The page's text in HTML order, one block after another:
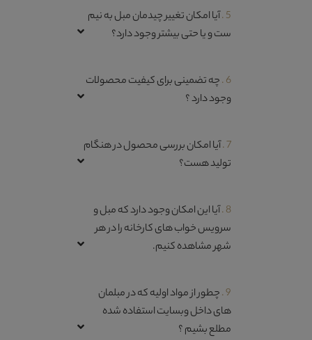
5 . آیا امکان تغییر چیدمان مبل به نیم
ست و یا حتی بیشتر وجود دارد؟
6 . چه تضمینی برای کیفیت محصولات
وجود دارد ؟
7 . آیا امکان بررسی محصول در هنگام
تولید هست؟
8 . آیا این امکان وجود دارد که مبل و
سرویس خواب های کارخانه را در هر
شهر مشاهده کنیم.
9 . چطور از مواد اولیه که در مبلمان
های داخل وبسایت استفاده شده
مطلع بشیم ؟